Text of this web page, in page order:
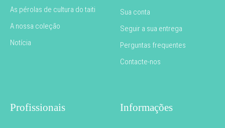
As pérolas de cultura do taiti
A nossa coleção
Notícia
Sua conta
Seguir a sua entrega
Perguntas frequentes
Contacte-nos
Profissionais Informações